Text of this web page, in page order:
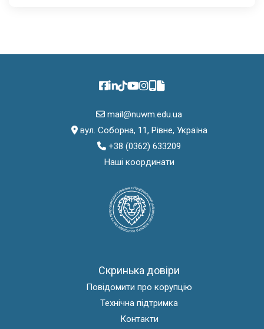
mail@nuwm.edu.ua
вул. Соборна, 11, Рівне, Україна
+38 (0362) 633209
Наші координати
Скринька довіри
Повідомити про корупцію
Технічна підтримка
Контакти